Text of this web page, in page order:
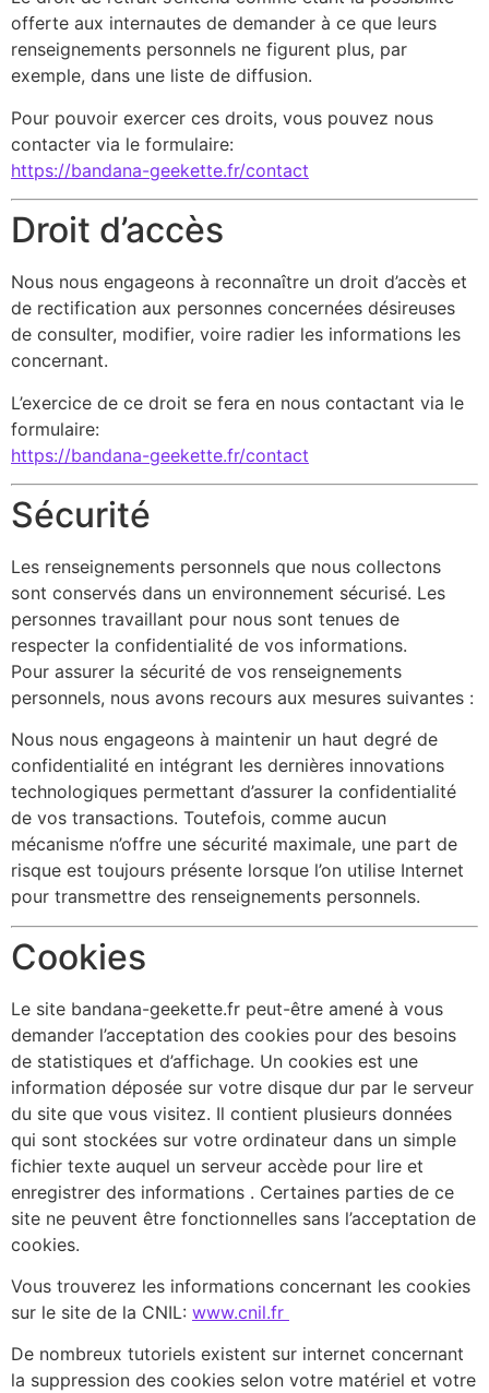
offerte aux internautes de demander à ce que leurs
renseignements personnels ne figurent plus, par
exemple, dans une liste de diffusion.
Pour pouvoir exercer ces droits, vous pouvez nous
contacter via le formulaire:
https://bandana-geekette.fr/contact
Droit d’accès
Nous nous engageons à reconnaître un droit d’accès et
de rectification aux personnes concernées désireuses
de consulter, modifier, voire radier les informations les
concernant.
L’exercice de ce droit se fera en nous contactant via le
formulaire:
https://bandana-geekette.fr/contact
Sécurité
Les renseignements personnels que nous collectons
sont conservés dans un environnement sécurisé. Les
personnes travaillant pour nous sont tenues de
respecter la confidentialité de vos informations.
Pour assurer la sécurité de vos renseignements
personnels, nous avons recours aux mesures suivantes :
Nous nous engageons à maintenir un haut degré de
confidentialité en intégrant les dernières innovations
technologiques permettant d’assurer la confidentialité
de vos transactions. Toutefois, comme aucun
mécanisme n’offre une sécurité maximale, une part de
risque est toujours présente lorsque l’on utilise Internet
pour transmettre des renseignements personnels.
Cookies
Le site bandana-geekette.fr peut-être amené à vous
demander l’acceptation des cookies pour des besoins
de statistiques et d’affichage. Un cookies est une
information déposée sur votre disque dur par le serveur
du site que vous visitez. Il contient plusieurs données
qui sont stockées sur votre ordinateur dans un simple
fichier texte auquel un serveur accède pour lire et
enregistrer des informations . Certaines parties de ce
site ne peuvent être fonctionnelles sans l’acceptation de
cookies.
Vous trouverez les informations concernant les cookies
sur le site de la CNIL: www.cnil.fr
De nombreux tutoriels existent sur internet concernant
la suppression des cookies selon votre matériel et votre